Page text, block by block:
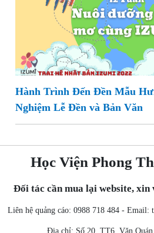
Hành Trình Đến Đền Mẫu
Nghiệm Lễ Đền và Bản Văn
Học Viện Phong
Đối tác cần mua lại website, xin
Liên hệ quảng cáo: 0988 718 484 - Email:
Địa chỉ: Số 20, TT6, Văn